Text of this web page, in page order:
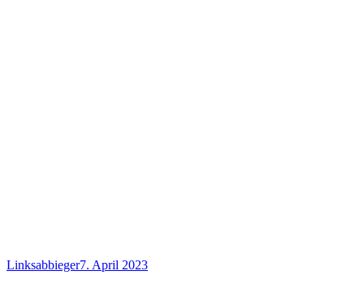
Linksabbieger7. April 2023